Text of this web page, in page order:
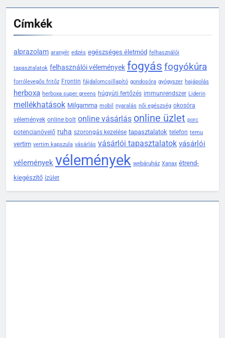
Címkék
alprazolam aranyér edzés egészséges életmód felhasználói
tapasztalatok felhasználói vélemények fogyás fogyókúra
forrólevegős fritőz Frontin fájdalomcsillapító gondosóra gyógyszer hajápolás
herboxa herboxa super greens húgyúti fertőzés immunrendszer Liderin
mellékhatások Milgamma mobil nyaralás női egészség okosóra
vélemények online bolt online vásárlás online üzlet porc
potencianövelő ruha szorongás kezelése tapasztalatok telefon temu
vertim vertim kapszula vásárlás vásárlói tapasztalatok vásárlói
vélemények vélemények webáruház Xanax étrend-
kiegészítő ízület